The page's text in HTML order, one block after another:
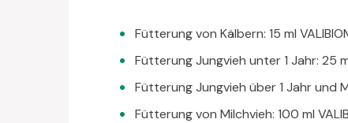
Fütterung von Kälbern: 15 ml
Fütterung Jungvieh unter 1 Jahr: 25
Fütterung Jungvieh über 1 Jahr und
Fütterung von Milchvieh: 100 ml